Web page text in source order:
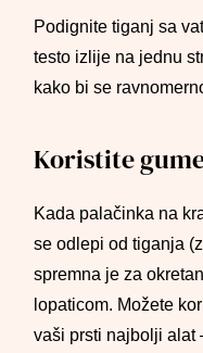
Podignite tiganj sa
testo izlije na jednu
kako bi se
Koristite
Kada palačinka na
se odlepi od tiganja
spremna je za
lopaticom. Možete
vaši prsti najbolji alat